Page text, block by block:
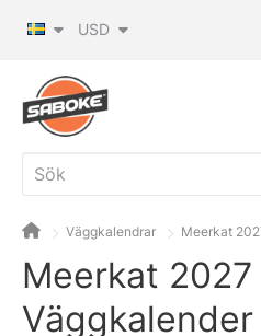
USD
Väggkalendrar Meerkat
Meerkat 2027
Väggkalender